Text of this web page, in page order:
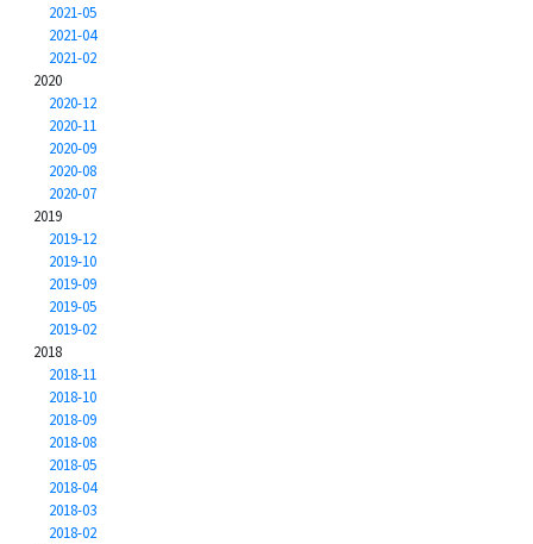
2021-05
2021-04
2021-02
2020
2020-12
2020-11
2020-09
2020-08
2020-07
2019
2019-12
2019-10
2019-09
2019-05
2019-02
2018
2018-11
2018-10
2018-09
2018-08
2018-05
2018-04
2018-03
2018-02